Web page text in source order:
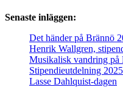
Senaste inläggen:
Det händer på Brännö
Henrik Wallgren,
Musikalisk vandring på
Stipendieutdelning
Lasse Dahlquist-dagen